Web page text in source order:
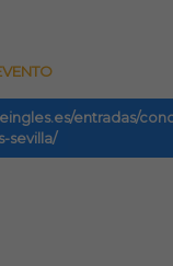
entradas/
sevilla/